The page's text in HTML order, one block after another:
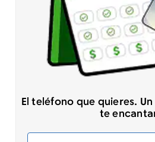
El teléfono que quieres.
te